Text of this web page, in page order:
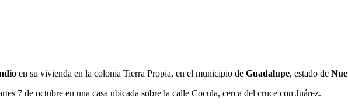
en su vivienda en la colonia Tierra Propia, en el municipio de Guadalupe, estado de
7 de octubre en una casa ubicada sobre la calle Cocula, cerca del cruce con Juárez.